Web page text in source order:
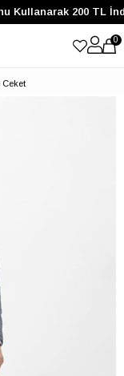
Kullanarak 200 TL
0
Ceket